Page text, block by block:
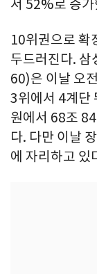
서 52%로 증가
10위권으로 확
두드러진다.
60)은 이날 오
3위에서 4계단
원에서 68조
다. 다만 이날
에 자리하고 있